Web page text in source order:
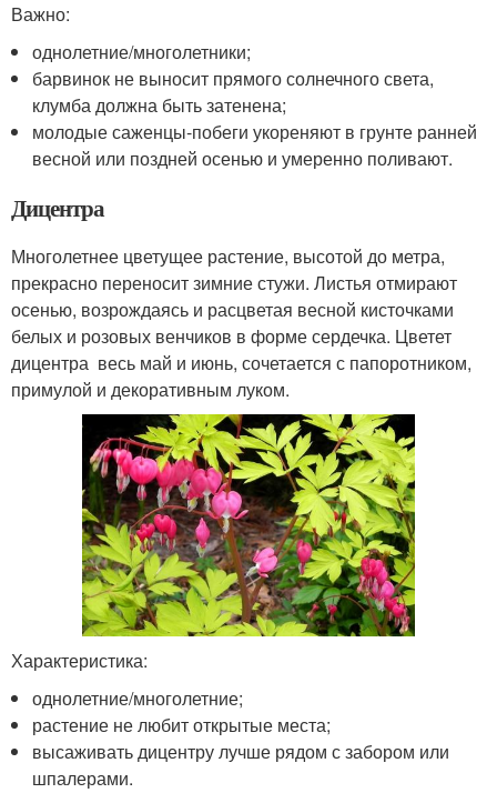
Важно:
однолетние/многолетники;
барвинок не выносит прямого солнечного света,
клумба должна быть затенена;
молодые саженцы-побеги укореняют в грунте ранней
весной или поздней осенью и умеренно поливают.
Дицентра
Многолетнее цветущее растение, высотой до метра,
прекрасно переносит зимние стужи. Листья отмирают
осенью, возрождаясь и расцветая весной кисточками
белых и розовых венчиков в форме сердечка. Цветет
дицентра весь май и июнь, сочетается с папоротником,
примулой и декоративным луком.
Характеристика:
однолетние/многолетние;
растение не любит открытые места;
высаживать дицентру лучше рядом с забором или
шпалерами.